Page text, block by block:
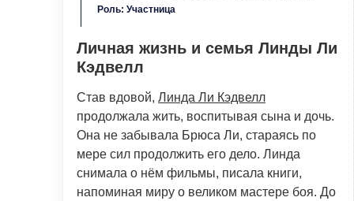
Роль: Участница
Личная жизнь и семья Линды Ли
Кэдвелл
Став вдовой, Линда Ли Кэдвелл
продолжала жить, воспитывая сына и дочь.
Она не забывала Брюса Ли, стараясь по
мере сил продолжить его дело. Линда
снимала о нём фильмы, писала книги,
напоминая миру о великом мастере боя. До